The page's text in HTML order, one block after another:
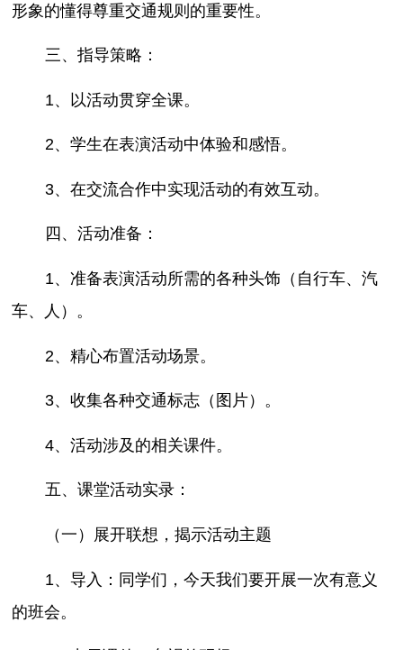
形象的懂得尊重交通规则的重要性。
三、指导策略：
1、以活动贯穿全课。
2、学生在表演活动中体验和感悟。
3、在交流合作中实现活动的有效互动。
四、活动准备：
1、准备表演活动所需的各种头饰（自行车、汽
车、人）。
2、精心布置活动场景。
3、收集各种交通标志（图片）。
4、活动涉及的相关课件。
五、课堂活动实录：
（一）展开联想，揭示活动主题
1、导入：同学们，今天我们要开展一次有意义
的班会。